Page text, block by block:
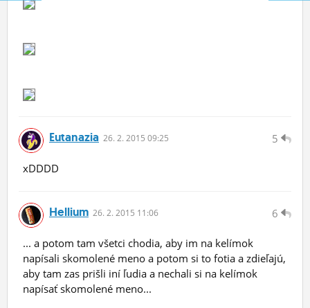
5
Eutanazia 26. 2. 2015 09:25
xDDDD
6
Hellium 26. 2. 2015 11:06
... a potom tam všetci chodia, aby im na kelímok
napísali skomolené meno a potom si to fotia a zdieľajú,
aby tam zas prišli iní ľudia a nechali si na kelímok
napísať skomolené meno...